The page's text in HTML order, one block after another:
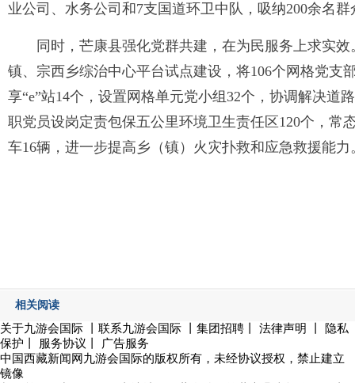
业公司、水务公司和7支国道环卫中队，吸纳200余名
同时，芒康县强化党群共建，在为民服务上求实
镇、宗西乡综治中心平台试点建设，将106个网格党支
享“e”站14个，设置网格单元党小组32个，协调解决道
职党员设岗定责包保五公里环境卫生责任区120个，
车16辆，进一步提高乡（镇）火灾扑救和应急救援能力
相关阅读
关于九游会国际 联系九游会国际 丨集团招聘丨 法律声明
隐私
保护
服务协议
广告服务
中国西藏新闻网九游会国际的版权所有，未经协议授权，禁止建立
镜像